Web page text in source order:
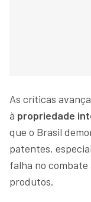
As críticas
à propriedade
que o Brasil
patentes,
falha no
produtos.